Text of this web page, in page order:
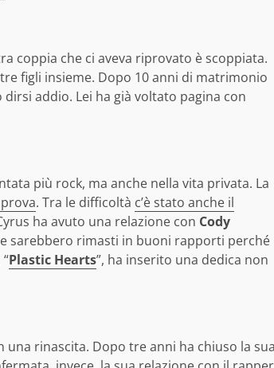
coppia che ci aveva riprovato è scoppiata.
figli insieme. Dopo 10 anni di matrimonio
addio. Lei ha già voltato pagina con
più rock, ma anche nella vita privata. La
. Tra le difficoltà c’è stato anche il
ha avuto una relazione con Cody
sarebbero rimasti in buoni rapporti perché
Plastic Hearts”, ha inserito una dedica non
rinascita. Dopo tre anni ha chiuso la